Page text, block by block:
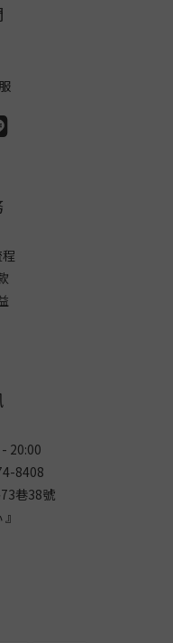
20:00
8408
巷38號